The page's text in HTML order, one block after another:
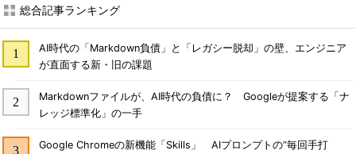
総合記事ランキング
AI時代の「Markdown負債」と「レガシー脱却」の壁、エンジニア
が直面する新・旧の課題
Markdownファイルが、AI時代の負債に？ Googleが提案する「ナ
レッジ標準化」の一手
Google Chromeの新機能「Skills」 AIプロンプトの“毎回手打